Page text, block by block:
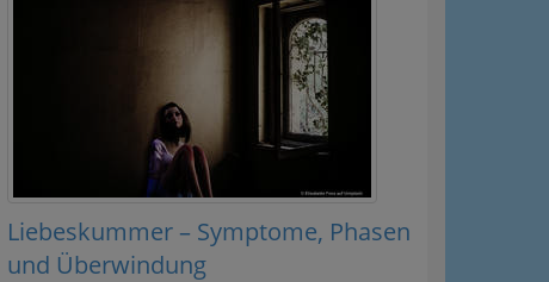
Liebeskummer – Symptome, Phasen
und Überwindung